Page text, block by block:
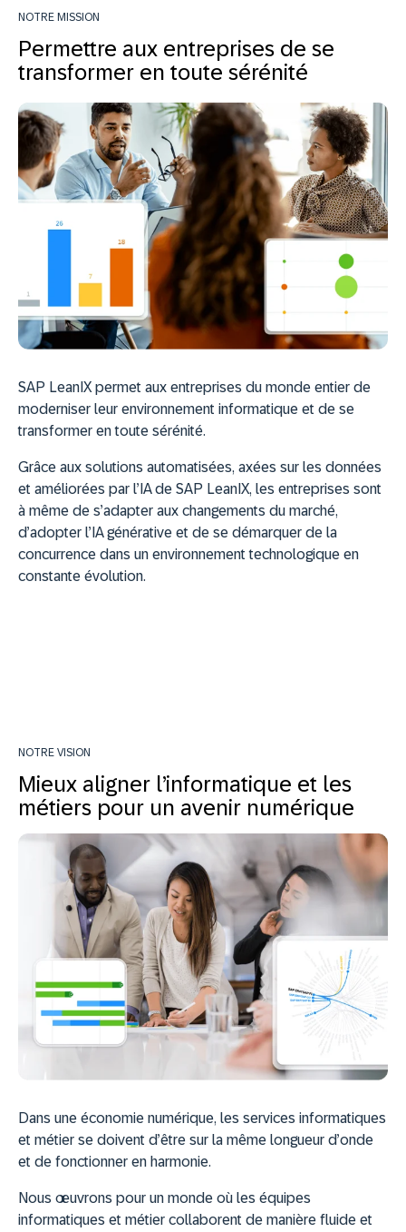
NOTRE MISSION
Permettre aux entreprises de se
transformer en toute sérénité
SAP LeanIX permet aux entreprises du monde entier de
moderniser leur environnement informatique et de se
transformer en toute sérénité.
Grâce aux solutions automatisées, axées sur les données
et améliorées par l’IA de SAP LeanIX, les entreprises sont
à même de s’adapter aux changements du marché,
d’adopter l’IA générative et de se démarquer de la
concurrence dans un environnement technologique en
constante évolution.
NOTRE VISION
Mieux aligner l’informatique et les
métiers pour un avenir numérique
Dans une économie numérique, les services informatiques
et métier se doivent d’être sur la même longueur d’onde
et de fonctionner en harmonie.
Nous œuvrons pour un monde où les équipes
informatiques et métier collaborent de manière fluide et